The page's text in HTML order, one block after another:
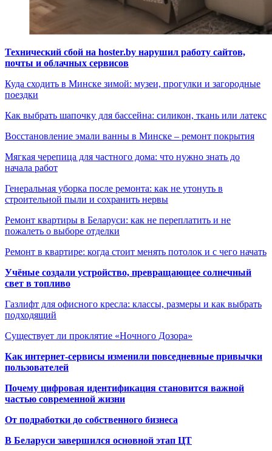
Технический сбой на hoster.by нарушил работу сайтов,
почты и облачных сервисов
Куда сходить в Минске зимой: музеи, прогулки и загородные
поездки
Как выбрать шапочку для бассейна: силикон, ткань или латекс
Восстановление эмали ванны в Минске – ремонт покрытия
Мягкая черепица для частного дома: что нужно знать до
начала работ
Генеральная уборка после ремонта: как не утонуть в
строительной пыли и сохранить нервы
Ремонт квартиры в Беларуси: как не переплатить и не
пожалеть о выборе отделки
Ремонт в квартире: когда стоит менять потолок и с чего начать
Учёные создали устройство, превращающее солнечный
свет в топливо
Газлифт для офисного кресла: классы, размеры и как выбрать
подходящий
Существует ли проклятие «Ночного Дозора»
Как интернет-сервисы изменили повседневные привычки
пользователей
Почему цифровая идентификация становится важной
частью современной жизни
От подработки до собственного бизнеса
В Беларуси завершился основной этап ЦТ